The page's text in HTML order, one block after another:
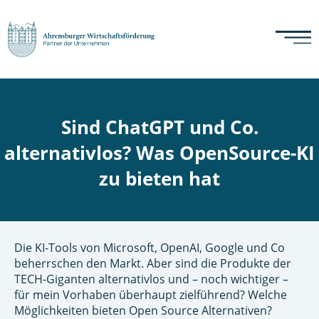
Sind ChatGPT und Co.
alternativlos? Was OpenSource-KI
zu bieten hat
Die KI-Tools von Microsoft, OpenAI, Google und Co
beherrschen den Markt. Aber sind die Produkte der
TECH-Giganten alternativlos und – noch wichtiger –
für mein Vorhaben überhaupt zielführend? Welche
Möglichkeiten bieten Open Source Alternativen?